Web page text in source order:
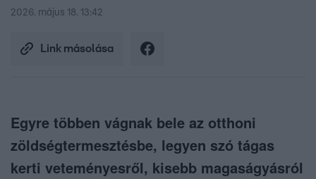
2026. május 18. 13:42
Link másolása
Egyre többen vágnak bele az otthoni
zöldségtermesztésbe, legyen szó tágas
kerti veteményesről, kisebb magaságyásról